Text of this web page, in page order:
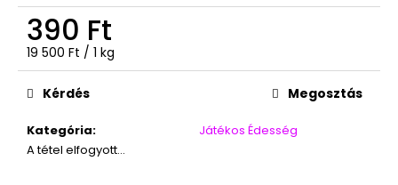
390 Ft
Egységár:
19 500 Ft / 1 kg
Kategória:
Játékos Édesség
A tétel elfogyott…
Kérdés Megosztás
POP
10G
199
Ft